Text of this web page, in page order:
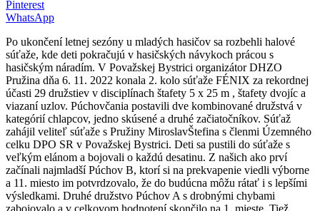
Pinterest
WhatsApp
Po ukončení letnej sezóny u mladých hasičov sa rozbehli halové
súťaže, kde deti pokračujú v hasičských návykoch prácou s
hasičským náradím. V Považskej Bystrici organizátor DHZO
Pružina dňa 6. 11. 2022 konala 2. kolo súťaže FÉNIX za rekordnej
účasti 29 družstiev v disciplínach štafety 5 x 25 m , štafety dvojíc a
viazaní uzlov. Púchovčania postavili dve kombinované družstvá v
kategórií chlapcov, jedno skúsené a druhé začiatočníkov. Súťaž
zahájil veliteľ súťaže s Pružiny MiroslavŠtefina s členmi Územného
celku DPO SR v Považskej Bystrici. Deti sa pustili do súťaže s
veľkým elánom a bojovali o každú desatinu. Z našich ako prví
začínali najmladší Púchov B, ktorí si na prekvapenie viedli výborne
a 11. miesto im potvrdzovalo, že do budúcna môžu rátať i s lepšími
výsledkami. Druhé družstvo Púchov A s drobnými chybami
zabojovalo a v celkovom hodnotení skončilo na 1. mieste. Tiež